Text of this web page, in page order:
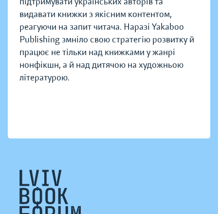
видавати книжки з якісним контентом,
реагуючи на запит читача. Наразі Yakaboo
Publishing змніло свою стратегію розвитку й
працює не тільки над книжками у жанрі
нонфікшн, а й над дитячою на художньою
літературою.